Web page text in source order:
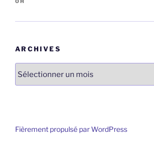
ARCHIVES
Fièrement propulsé par WordPress